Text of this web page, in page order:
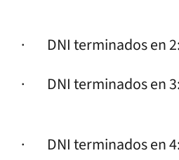
· DNI terminados en
· DNI terminados en
· DNI terminados en